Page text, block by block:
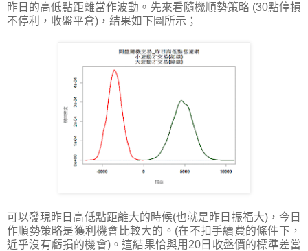
昨日的高低點距離當作波動。先來看隨機順勢策略 (30點停損
不停利，收盤平倉)，結果如下圖所示；
可以發現昨日高低點距離大的時候(也就是昨日振福大)，今日
作順勢策略是獲利機會比較大的。(在不扣手續費的條件下，
近乎沒有虧損的機會)。這結果恰與用20日收盤價的標準差當